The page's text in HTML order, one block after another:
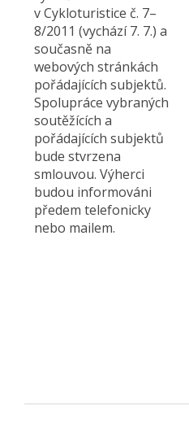
v Cykloturistice č. 7–
8/2011 (vychází 7. 7.) a
současně na
webových stránkách
pořádajících subjektů.
Spolupráce vybraných
soutěžících a
pořádajících subjektů
bude stvrzena
smlouvou. Výherci
budou informováni
předem telefonicky
nebo mailem.